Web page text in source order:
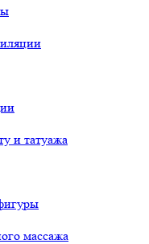
и татуажа
массажа